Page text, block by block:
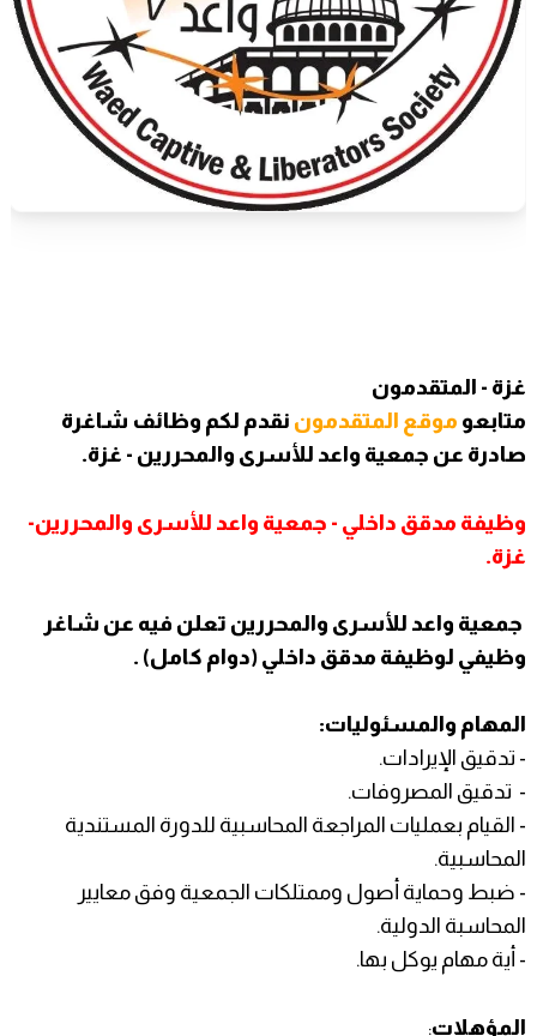
غزة - المتقدمون
متابعو موقع المتقدمون نقدم لكم وظائف شاغرة
صادرة عن جمعية واعد للأسرى والمحررين - غزة.
وظيفة مدقق داخلي - جمعية واعد للأسرى والمحررين-
غزة.
جمعية واعد للأسرى والمحررين تعلن فيه عن شاغر
وظيفي لوظيفة مدقق داخلي (دوام كامل) .
المهام والمسئوليات:
- تدقيق الإيرادات.
- تدقيق المصروفات.
- القيام بعمليات المراجعة المحاسبية للدورة المستندية
المحاسبية.
- ضبط وحماية أصول وممتلكات الجمعية وفق معايير
المحاسبة الدولية.
- أية مهام يوكل بها.
المؤهلات: